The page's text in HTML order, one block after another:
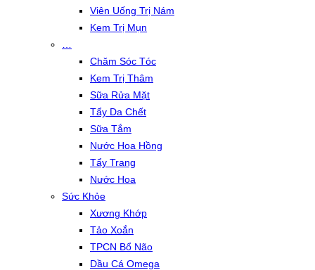
Viên Uống Trị Nám
Kem Trị Mụn
Chăm Sóc Tóc
Kem Trị Thâm
Sữa Rửa Mặt
Tẩy Da Chết
Sữa Tắm
Nước Hoa Hồng
Tẩy Trang
Nước Hoa
Sức Khỏe
Xương Khớp
Tảo Xoắn
TPCN Bổ Não
Dầu Cá Omega